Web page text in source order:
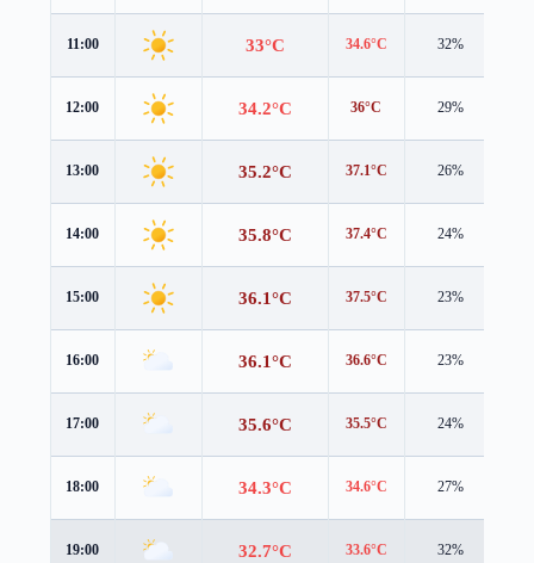
11:00 33°C 34.6°C 32%
12:00 34.2°C 36°C 29%
13:00 35.2°C 37.1°C 26%
14:00 35.8°C 37.4°C 24%
15:00 36.1°C 37.5°C 23%
16:00 36.1°C 36.6°C 23%
17:00 35.6°C 35.5°C 24%
18:00 34.3°C 34.6°C 27%
19:00 32.7°C 33.6°C 32%